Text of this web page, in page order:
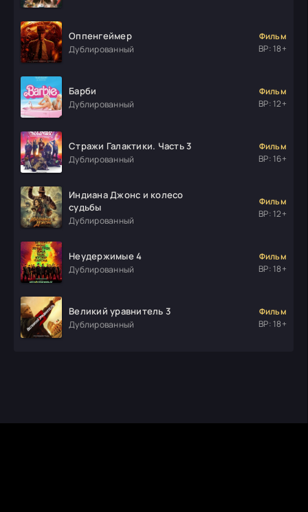
Оппенгеймер
Дублированный
Фильм
ВР: 18+
Барби
Дублированный
Фильм
ВР: 12+
Стражи Галактики. Часть 3
Дублированный
Фильм
ВР: 16+
Индиана Джонс и колесо
судьбы
Дублированный
Фильм
ВР: 12+
Неудержимые 4
Дублированный
Фильм
ВР: 18+
Великий уравнитель 3
Дублированный
Фильм
ВР: 18+